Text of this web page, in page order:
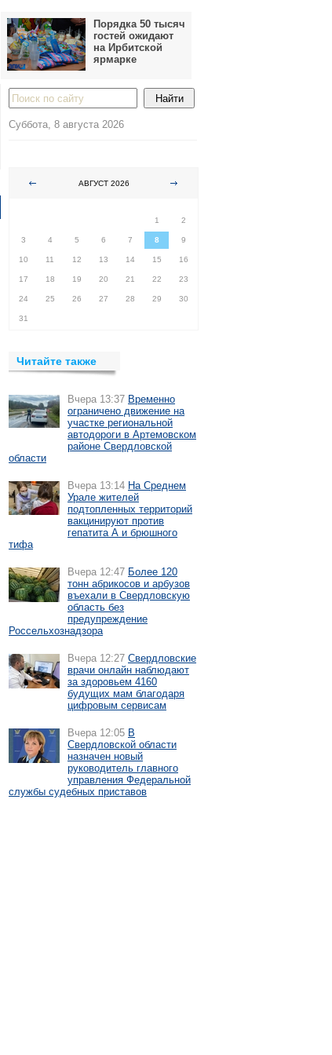
Порядка 50 тысяч
гостей ожидают
на Ирбитской
ярмарке
Суббота, 8 августа 2026
АВГУСТ 2026
1
2
3 4 5 6 7 8 9
10 11 12 13 14 15 16
17 18 19 20 21 22 23
24 25 26 27 28 29 30
31
Читайте также
Вчера 13:37 Временно
ограничено движение на
участке региональной
автодороги в Артемовском
районе Свердловской
области
Вчера 13:14 На Среднем
Урале жителей
подтопленных территорий
вакцинируют против
гепатита А и брюшного
тифа
Вчера 12:47 Более 120
тонн абрикосов и арбузов
въехали в Свердловскую
область без
предупреждение
Россельхознадзора
Вчера 12:27 Свердловские
врачи онлайн наблюдают
за здоровьем 4160
будущих мам благодаря
цифровым сервисам
Вчера 12:05 В
Свердловской области
назначен новый
руководитель главного
управления Федеральной
службы судебных приставов